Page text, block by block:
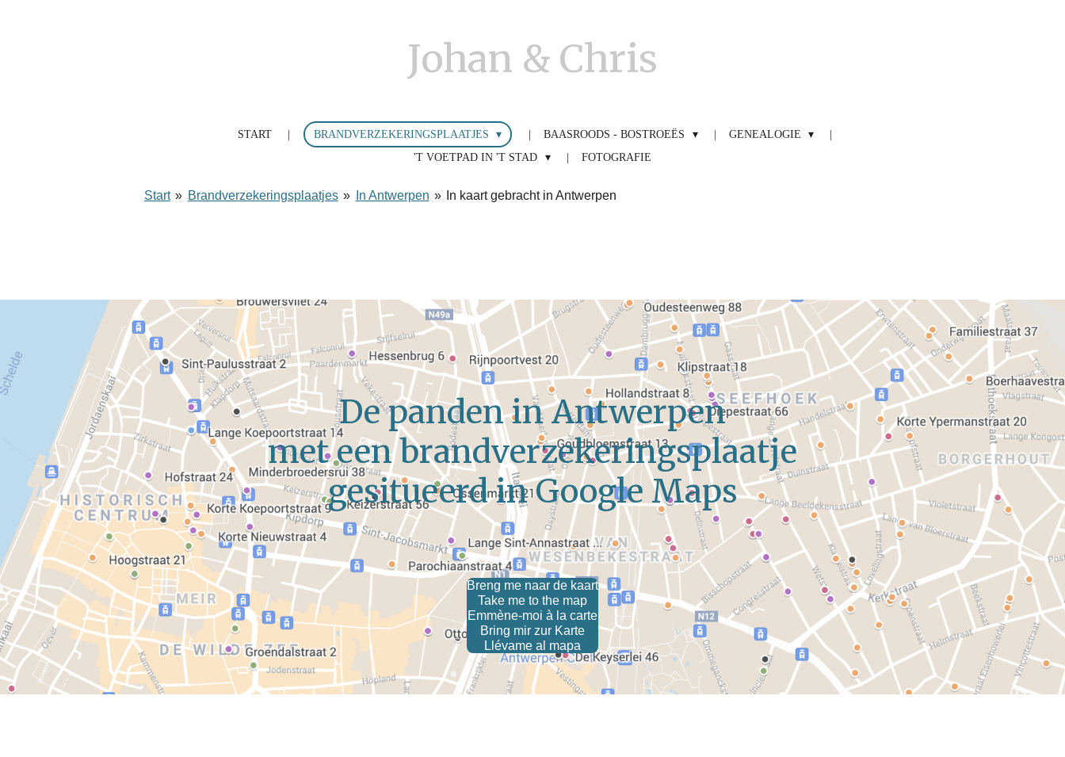
Johan & Chris
START BRANDVERZEKERINGSPLAATJES BAASROODS - BOSTROEËS
GENEALOGIE
'T VOETPAD IN 'T STAD
FOTOGRAFIE
Start » Brandverzekeringsplaatjes » In Antwerpen » In kaart gebracht in Antwerpen
De panden in Antwerpen
met een brandverzekeringsplaatje
gesitueerd in Google Maps
Breng me naar de kaart
Take me to the map
Emmène-moi à la carte
Bring mir zur Karte
Llévame al mapa